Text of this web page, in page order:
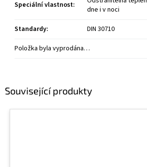
Související produkty
Speciální vlastnost:
dne i v noci
Standardy:
DIN 30710
Položka byla vyprodána…